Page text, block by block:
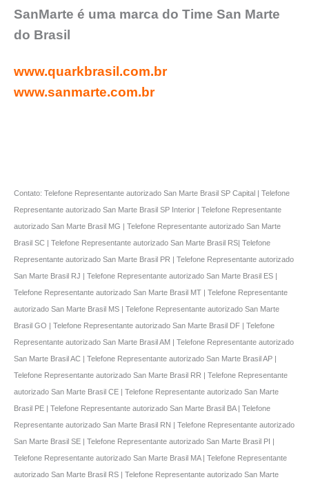
SanMarte é uma marca do Time San Marte
do Brasil
www.quarkbrasil.com.br
www.sanmarte.com.br
Contato: Telefone Representante autorizado San Marte Brasil SP Capital | Telefone
Representante autorizado San Marte Brasil SP Interior | Telefone Representante
autorizado San Marte Brasil MG | Telefone Representante autorizado San Marte
Brasil SC | Telefone Representante autorizado San Marte Brasil RS| Telefone
Representante autorizado San Marte Brasil PR | Telefone Representante autorizado
San Marte Brasil RJ | Telefone Representante autorizado San Marte Brasil ES |
Telefone Representante autorizado San Marte Brasil MT | Telefone Representante
autorizado San Marte Brasil MS | Telefone Representante autorizado San Marte
Brasil GO | Telefone Representante autorizado San Marte Brasil DF | Telefone
Representante autorizado San Marte Brasil AM | Telefone Representante autorizado
San Marte Brasil AC | Telefone Representante autorizado San Marte Brasil AP |
Telefone Representante autorizado San Marte Brasil RR | Telefone Representante
autorizado San Marte Brasil CE | Telefone Representante autorizado San Marte
Brasil PE | Telefone Representante autorizado San Marte Brasil BA | Telefone
Representante autorizado San Marte Brasil RN | Telefone Representante autorizado
San Marte Brasil SE | Telefone Representante autorizado San Marte Brasil PI |
Telefone Representante autorizado San Marte Brasil MA | Telefone Representante
autorizado San Marte Brasil RS | Telefone Representante autorizado San Marte